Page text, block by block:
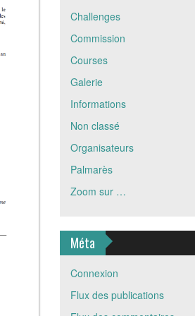
Challenges
Commission
Courses
Galerie
Informations
Non classé
Organisateurs
Palmarès
Zoom sur …
Méta
Connexion
Flux des publications